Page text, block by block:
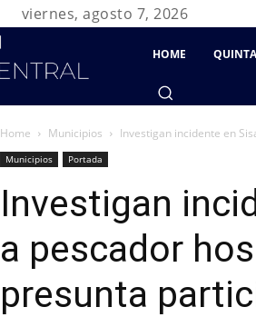
viernes, agosto 7, 2026
HOME
Home Municipios Investigan incidente en
Municipios Portada
Investigan
a pescador
presunta